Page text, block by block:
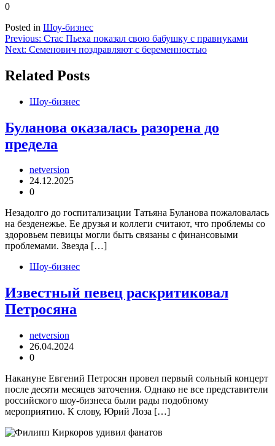
0
Posted in Шоу-бизнес
Навигация
по
записям
Previous: Стас Пьеха показал свою бабушку с правнуками
Next: Семенович поздравляют с беременностью
Related Posts
Шоу-бизнес
Буланова оказалась разорена до
предела
netversion
24.12.2025
0
Незадолго до госпитализации Татьяна Буланова пожаловалась
на безденежье. Ее друзья и коллеги считают, что проблемы со
здоровьем певицы могли быть связаны с финансовыми
проблемами. Звезда […]
Шоу-бизнес
Известный певец раскритиковал
Петросяна
netversion
26.04.2024
0
Накануне Евгений Петросян провел первый сольный концерт
после десяти месяцев заточения. Однако не все представители
российского шоу-бизнеса были рады подобному
мероприятию. К слову, Юрий Лоза […]